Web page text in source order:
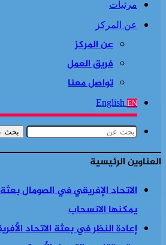
مرئيات
عن المركز
عن المركز
فريق العمل
تواصل معنا
English EN
بحث
العناوين الرئيسية
الاتحاد الإفريقي في الصومال
يمكنها الانسحاب
إعادة النظر في بعثة الاتحاد